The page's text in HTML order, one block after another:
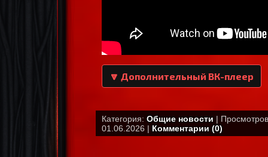
🔽 Дополнительный ВК-плеер
Категория: Общие новости |
01.06.2026 | Комментарии (0)